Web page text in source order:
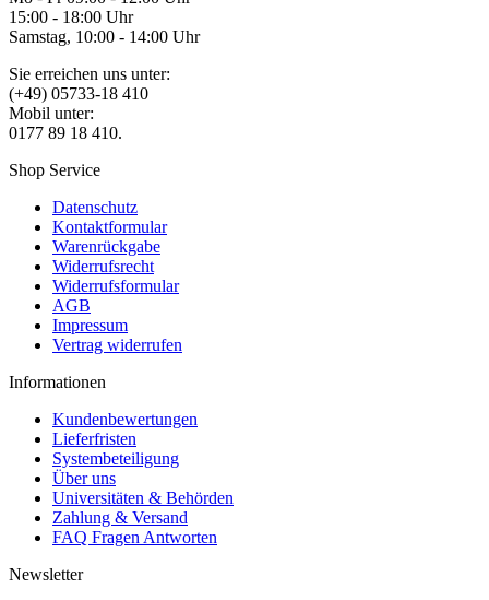
15:00 - 18:00 Uhr
Samstag, 10:00 - 14:00 Uhr
Sie erreichen uns unter:
(+49) 05733-18 410
Mobil unter:
0177 89 18 410.
Shop Service
Datenschutz
Kontaktformular
Warenrückgabe
Widerrufsrecht
Widerrufsformular
AGB
Impressum
Vertrag widerrufen
Informationen
Kundenbewertungen
Lieferfristen
Systembeteiligung
Über uns
Universitäten & Behörden
Zahlung & Versand
FAQ Fragen Antworten
Newsletter